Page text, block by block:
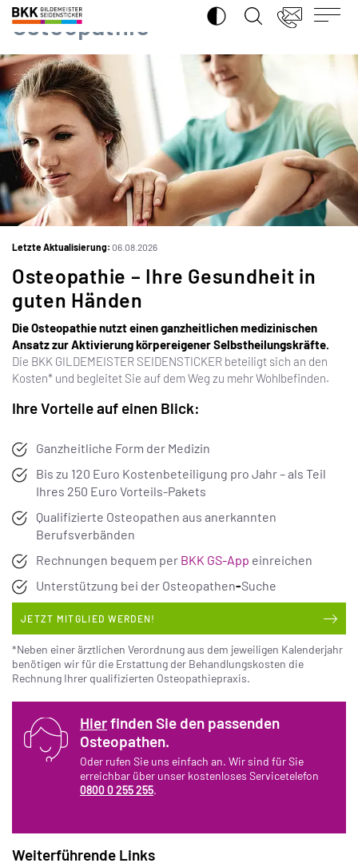
BKK
Gildemeister
Seidensticker
SUCHE ÖFFNEN
Osteopathie
Letzte Aktualisierung: 06.08.2026
Osteopathie – Ihre Gesundheit in
guten Händen
Die Osteopathie nutzt einen ganzheitlichen medizinischen
Ansatz zur Aktivierung körpereigener Selbstheilungskräfte.
Die BKK GILDEMEISTER SEIDENSTICKER beteiligt sich an den
Kosten* und begleitet Sie auf dem Weg zu mehr Wohlbefinden.
Ihre Vorteile auf einen Blick:
Ganzheitliche Form der Medizin
Bis zu 120 Euro Kostenbeteiligung pro Jahr – als Teil
Ihres 250 Euro Vorteils-Pakets
Qualifizierte Osteopathen aus anerkannten
Berufsverbänden
Rechnungen bequem per BKK GS-App einreichen
Unterstützung bei der Osteopathen-Suche
JETZT MITGLIED WERDEN!
*Neben einer ärztlichen Verordnung aus dem jeweiligen Kalenderjahr
benötigen wir für die Erstattung der Behandlungskosten die
Rechnung Ihrer qualifizierten Osteopathiepraxis.
Hierfinden Sie den passenden
Osteopathen.
Oder rufen Sie uns einfach an. Wir sind für Sie
erreichbar über unser kostenloses Servicetelefon
0800 0 255 255.
Weiterführende Links